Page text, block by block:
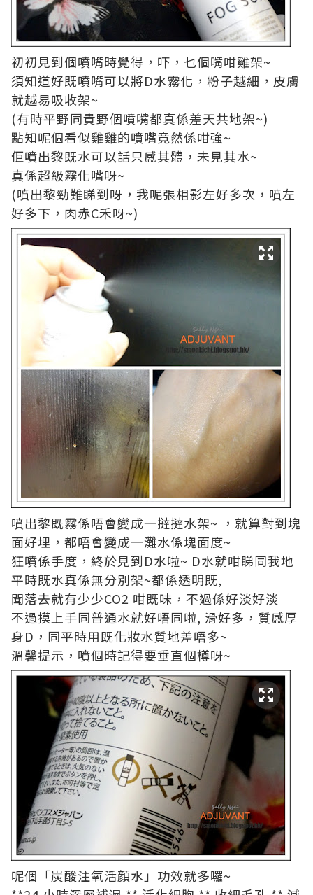
初初見到個噴嘴時覺得，吓，乜個嘴咁雞架~
須知道好既噴嘴可以將D水霧化，粉子越細，皮膚
就越易吸收架~
(有時平野同貴野個噴嘴都真係差天共地架~)
點知呢個看似雞雞的噴嘴竟然係咁強~
佢噴出黎既水可以話只感其體，未見其水~
真係超級霧化嘴呀~
(噴出黎勁難睇到呀，我呢張相影左好多次，噴左
好多下，肉赤C禾呀~)
噴出黎既霧係唔會變成一撻撻水架~ ，就算對到塊
面好埋，都唔會變成一灘水係塊面度~
狂噴係手度，終於見到D水啦~ D水就咁睇同我地
平時既水真係無分別架~都係透明既,
聞落去就有少少CO2 咁既味，不過係好淡好淡
不過摸上手同普通水就好唔同啦, 滑好多，質感厚
身D，同平時用既化妝水質地差唔多~
溫馨提示，噴個時記得要垂直個樽呀~
呢個「炭酸注氧活顔水」功效就多囉~